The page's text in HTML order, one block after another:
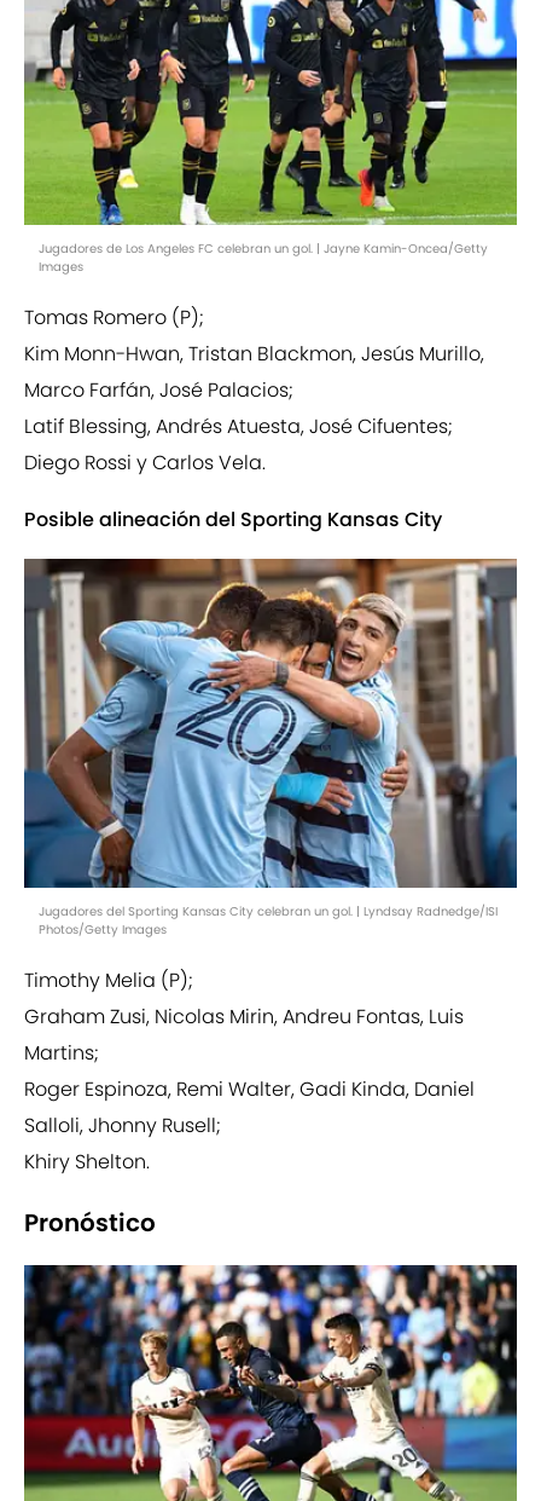
Jugadores de Los Angeles FC celebran un gol. | Jayne Kamin-Oncea/Getty
Images
Tomas Romero (P);
Kim Monn-Hwan, Tristan Blackmon, Jesús Murillo,
Marco Farfán, José Palacios;
Latif Blessing, Andrés Atuesta, José Cifuentes;
Diego Rossi y Carlos Vela.
Posible alineación del Sporting Kansas City
Jugadores del Sporting Kansas City celebran un gol. | Lyndsay Radnedge/ISI
Photos/Getty Images
Timothy Melia (P);
Graham Zusi, Nicolas Mirin, Andreu Fontas, Luis
Martins;
Roger Espinoza, Remi Walter, Gadi Kinda, Daniel
Salloli, Jhonny Rusell;
Khiry Shelton.
Pronóstico